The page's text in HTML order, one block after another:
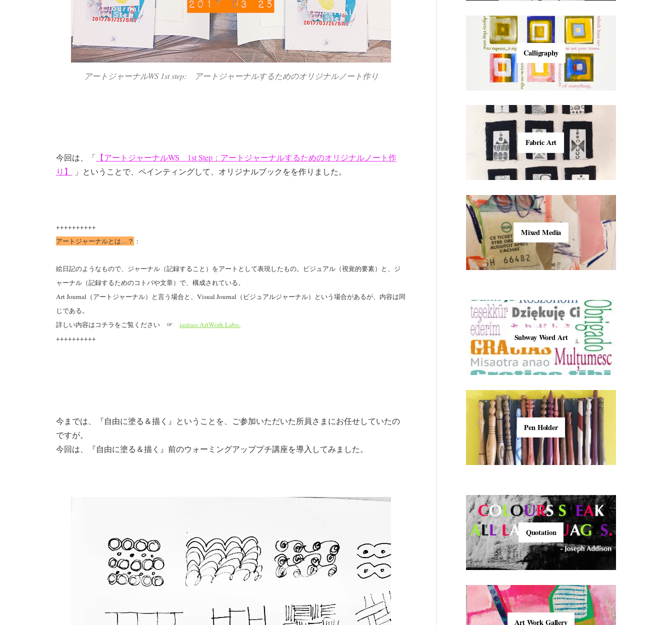
アートジャーナルWS 1st step: アートジャーナルするためのオリジナルノート作り
今回は、「 【アートジャーナルWS 1st Step：アート ジャーナルするためのオリジナルノート作
り】
」ということで、ペインティングして、オリジナルブックをを作りました。
++++++++++
アートジャーナルとは…？ ：
絵日記のようなもので、ジャーナル（記録すること）をアートとして表現したもの。
ビジュアル（視覚的要素）と、ジ
ャーナル（記録するためのコトバや文章）で、構成されている。
Art Journal（アートジャーナル）と言う場合と、Visual Journal（ビジュアルジャーナル）という場合があるが、内容は同
じである。
詳しい内容はコチラをご覧ください ☞ iqatass ArtWork Labo.
++++++++++
今までは、『自由に塗る＆描く』ということを、ご参加いただいた所員さまにお任せしていたの
ですが。
今回は、『自由に塗る＆描く』前のウォーミングアッププチ講座を導入してみました。
Calligraphy
Fabric Art
Mixed Media
Subway Word Art
Pen Holder
Quotation
Art Work Gallery